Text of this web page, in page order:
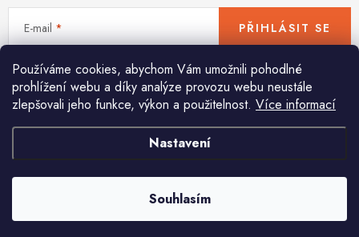
Používáme cookies, abychom Vám umožnili pohodlné
prohlížení webu a díky analýze provozu webu neustále
zlepšovali jeho funkce, výkon a použitelnost. Více informací
Nastavení
Souhlasím
World Cleanup Day
Akční ceny
Půjčovna Kontaktuje nás
Obchodní podmínky
Vrácení a reklamace
Podmínky ochrany osobních údajů
Obchodní podmínky pro podnikatele
Způsob doručení a platby
Zásady používání cookies
E-mail
Vložením e-mailu souhlasíte spodmínkami ochrany osobních údajů
PŘIHLÁSIT SE
Pomůžeme vám s výběrem
Potřebujete s něčím poradit? Jsme tu pro vás!
info@huka.cz